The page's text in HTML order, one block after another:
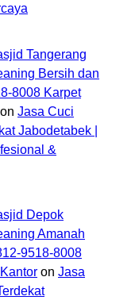
Tangerang
Bersih dan
8008 Karpet
on Jasa Cuci
Jabodetabek |
&
Depok
Amanah
9518-8008
on Jasa